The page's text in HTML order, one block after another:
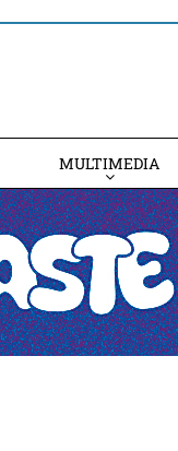
MULTIMEDIA